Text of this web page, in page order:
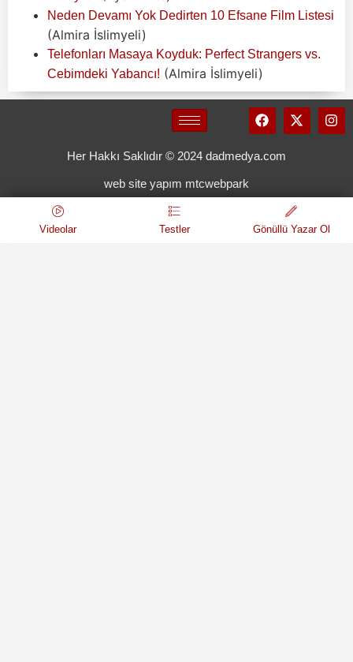
Neden Devamı Yok Dedirten 10 Efsane Film Listesi
(Almira İslimyeli)
Telefonları Masaya Koyduk: Perfect Strangers vs.
Cebimdeki Yabancı! (Almira İslimyeli)
Her Hakkı Saklıdır © 2024 dadmedya.com
web site yapım mtcwebpark
Videolar Testler Gönüllü Yazar Ol